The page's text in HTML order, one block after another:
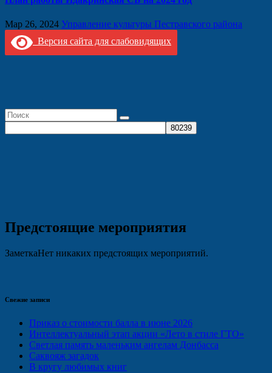
Мар 26, 2024 Управление культуры Пестравского района
Версия сайта для слабовидящих
Предстоящие мероприятия
ЗаметкаНет никаких предстоящих мероприятий.
Свежие записи
Приказ о стоимости балла в июне 2026
Интеллектуальный этап акции «Лето в стиле ГТО»
Светлая память маленьким ангелам Донбасса
Саквояж загадок
В кругу любимых книг